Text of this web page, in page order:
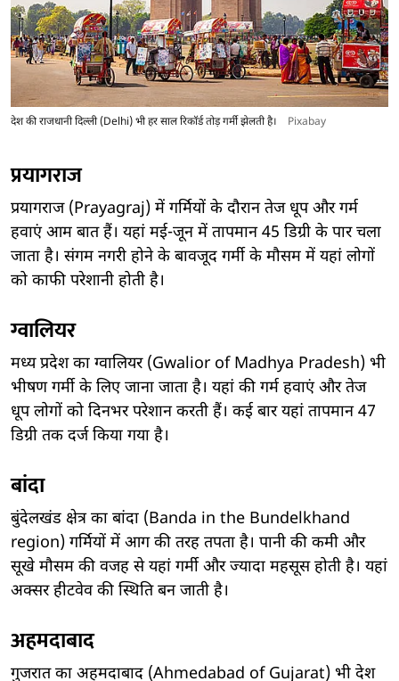
देश की राजधानी दिल्ली (Delhi) भी हर साल रिकॉर्ड तोड़ गर्मी झेलती है। Pixabay
प्रयागराज
प्रयागराज (Prayagraj) में गर्मियों के दौरान तेज धूप और गर्म
हवाएं आम बात हैं। यहां मई-जून में तापमान 45 डिग्री के पार चला
जाता है। संगम नगरी होने के बावजूद गर्मी के मौसम में यहां लोगों
को काफी परेशानी होती है।
ग्वालियर
मध्य प्रदेश का ग्वालियर (Gwalior of Madhya Pradesh) भी
भीषण गर्मी के लिए जाना जाता है। यहां की गर्म हवाएं और तेज
धूप लोगों को दिनभर परेशान करती हैं। कई बार यहां तापमान 47
डिग्री तक दर्ज किया गया है।
बांदा
बुंदेलखंड क्षेत्र का बांदा (Banda in the Bundelkhand
region) गर्मियों में आग की तरह तपता है। पानी की कमी और
सूखे मौसम की वजह से यहां गर्मी और ज्यादा महसूस होती है। यहां
अक्सर हीटवेव की स्थिति बन जाती है।
अहमदाबाद
गुजरात का अहमदाबाद (Ahmedabad of Gujarat) भी देश